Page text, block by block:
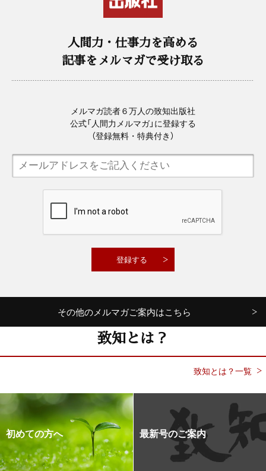
人間力・仕事力を高める
記事をメルマガで受け取る
メルマガ読者６万人の致知出版社
公式「人間力メルマガ」に登録する
（登録無料・特典付き）
その他のメルマガご案内はこちら
致知とは？
致知とは？一覧
初めての方へ 最新号のご案内